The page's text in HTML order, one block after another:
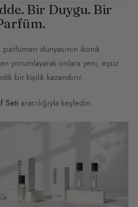
Bir Duygu. Bir
, parfümeri dünyasının ikonik
yorumlayarak onlara yeni, eşsiz
bir kişilik kazandırır.
Seti aracılığıyla keşfedin.